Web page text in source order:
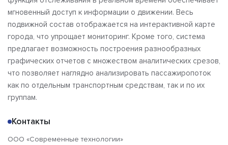
мгновенный доступ к информации о движении. Весь
подвижной состав отображается на интерактивной карте
города, что упрощает мониторинг. Кроме того, система
предлагает возможность построения разнообразных
графических отчетов с множеством аналитических срезов,
что позволяет наглядно анализировать пассажиропоток
как по отдельным транспортным средствам, так и по их
группам.
Контакты
ООО «Современные технологии»